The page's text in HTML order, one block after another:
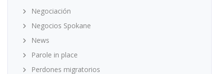
Negociación
Negocios Spokane
News
Parole in place
Perdones migratorios